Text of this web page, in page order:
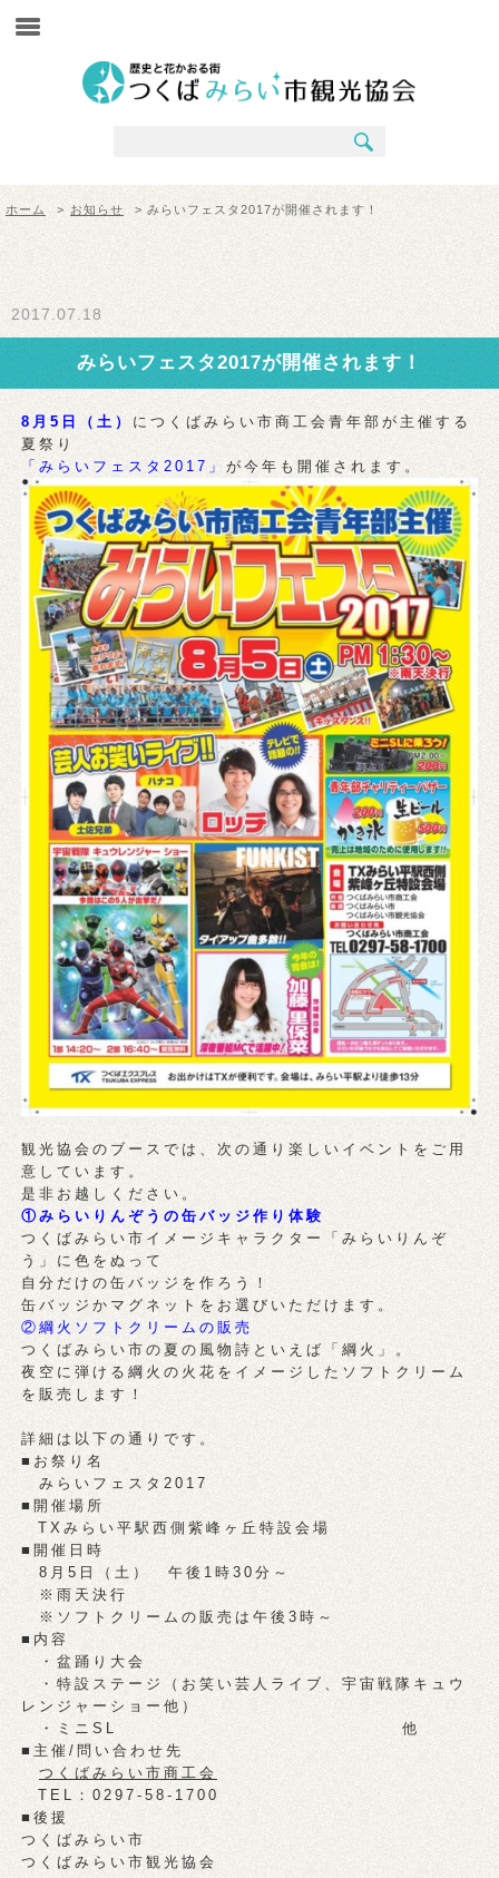
ホーム > お知らせ > みらいフェスタ2017が開催されます！
2017.07.18
みらいフェスタ2017が開催されます！
8月5 日（土） につくばみらい市商工会青年部が主催する
夏祭り
「みらいフェスタ2017」 が今年も開催されます。
観光協会のブースでは、次の通り楽しいイベントをご用
意しています。
是非お越しください。
①みらいりんぞうの缶バッジ作り体験
つくばみらい市イメージキャラクター「みらいりんぞ
う」に色をぬって
自分だけの缶バッジを作ろう！
缶バッジかマグネットをお選びいただけます。
②綱火ソフトクリームの販売
つくばみらい市の夏の風物詩といえば「綱火」。
夜空に弾ける綱火の火花をイメージしたソフトクリーム
を販売します！
詳細は以下の通りです。
■お祭り名
みらいフェスタ2017
■開催場所
TXみらい平駅西側紫峰ヶ丘特設会場
■開催日時
8月5日（土） 午後1時30分～
※雨天決行
※ソフトクリームの販売は午後3時～
■内容
・盆踊り大会
・特設ステージ（お笑い芸人ライブ、宇宙戦隊キュウ
レンジャーショー他）
・ミニSL 他
■主催/問い合わせ先
つくばみらい市商工会
TEL：0297-58-1700
■後援
つくばみらい市
つくばみらい市観光協会